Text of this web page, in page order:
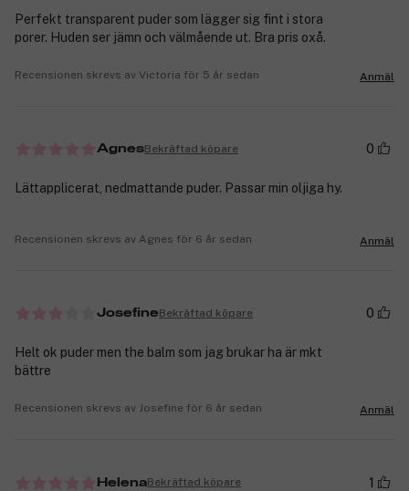
Perfekt transparent puder som lägger sig fint i stora
porer. Huden ser jämn och välmående ut. Bra pris oxå.
Recensionen skrevs av Victoria för 5 år sedan Anmäl
AgnesBekräftad köpare 0
Lättapplicerat, nedmattande puder. Passar min oljiga hy.
Recensionen skrevs av Agnes för 6 år sedan Anmäl
JosefineBekräftad köpare 0
Helt ok puder men the balm som jag brukar ha är mkt
bättre
Recensionen skrevs av Josefine för 6 år sedan Anmäl
HelenaBekräftad köpare 1